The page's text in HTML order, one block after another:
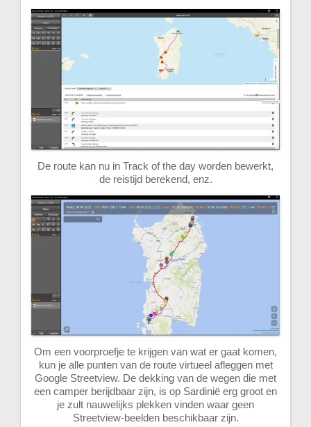
De route kan nu in Track of the day worden bewerkt,
de reistijd berekend, enz.
Om een voorproefje te krijgen van wat er gaat komen,
kun je alle punten van de route virtueel afleggen met
Google Streetview. De dekking van de wegen die met
een camper berijdbaar zijn, is op Sardinië erg groot en
je zult nauwelijks plekken vinden waar geen
Streetview-beelden beschikbaar zijn.